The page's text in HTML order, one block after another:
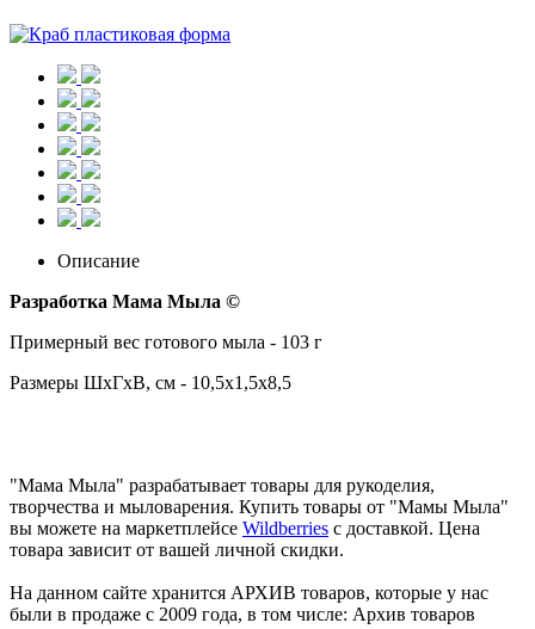
Описание
Разработка Мама Мыла ©
Примерный вес готового мыла - 103 г
Размеры ШхГхВ, см - 10,5x1,5x8,5
"Мама Мыла" разрабатывает товары для рукоделия,
творчества и мыловарения. Купить товары от "Мамы Мыла"
вы можете на маркетплейсе Wildberries с доставкой. Цена
товара зависит от вашей личной скидки.
На данном сайте хранится АРХИВ товаров, которые у нас
были в продаже с 2009 года, в том числе: Архив товаров